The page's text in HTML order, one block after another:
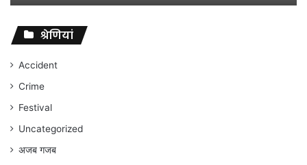
विवादों
संघर्ष
जारी
रहेगा
अंकित
गौरहा
श्रेणियां
Accident
Crime
Festival
Uncategorized
अजब गजब